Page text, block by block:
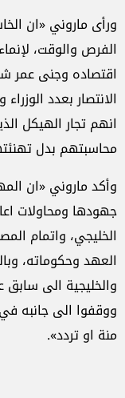
ورأى ماروني «ان
الفرص والوقت،
اقتصاده وجنى عمر
الانتصار بعدد
انهم تجار الهيكل
محاسبتهم بدل
وأكد ماروني «ان
جهودها ومحاولات
الخليجي، واتمام
العهد وحكوماته،
والخليجية الى سابق
ووقفوا الى جانبه
منة او تردد».